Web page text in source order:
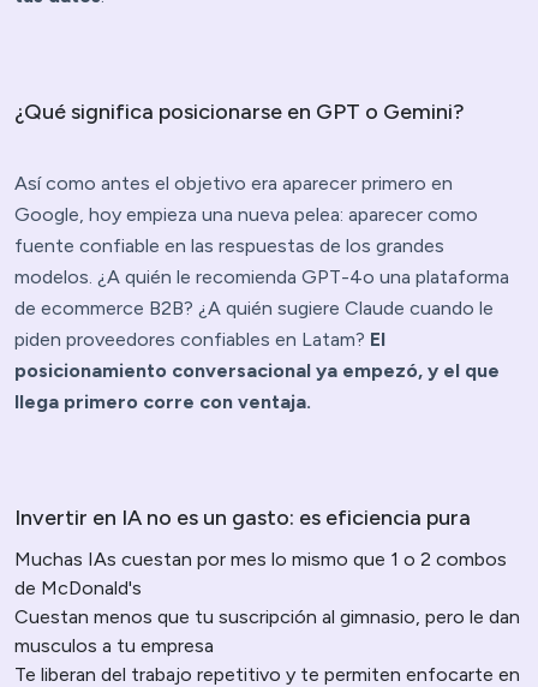
¿Qué significa posicionarse en GPT o Gemini?
Así como antes el objetivo era aparecer primero en
Google, hoy empieza una nueva pelea: aparecer como
fuente confiable en las respuestas de los grandes
modelos. ¿A quién le recomienda GPT-4o una plataforma
de ecommerce B2B? ¿A quién sugiere Claude cuando le
piden proveedores confiables en Latam? El
posicionamiento conversacional ya empezó, y el que
llega primero corre con ventaja.
Invertir en IA no es un gasto: es eficiencia pura
Muchas IAs cuestan por mes lo mismo que 1 o 2 combos
de McDonald's
Cuestan menos que tu suscripción al gimnasio, pero le dan
musculos a tu empresa
Te liberan del trabajo repetitivo y te permiten enfocarte en